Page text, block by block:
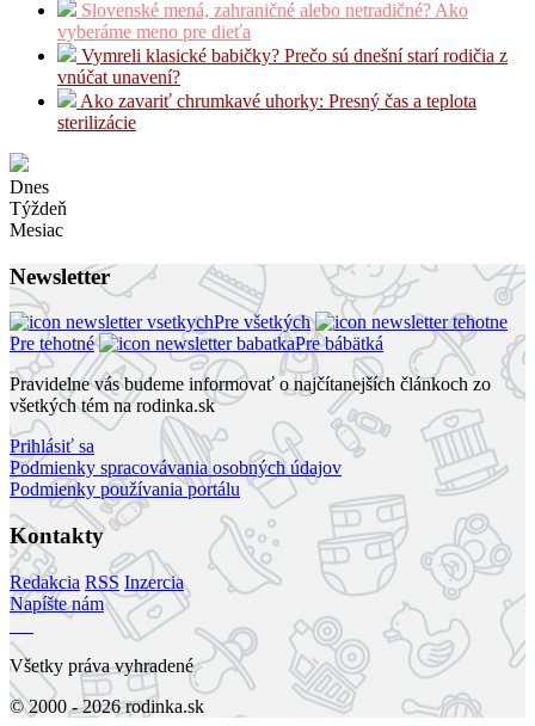
Slovenské mená, zahraničné alebo netradičné? Ako
vyberáme meno pre dieťa
Vymreli klasické babičky? Prečo sú dnešní starí rodičia z
vnúčat unavení?
Ako zavariť chrumkavé uhorky: Presný čas a teplota
sterilizácie
Dnes
Týždeň
Mesiac
Newsletter
Pre všetkých
Pre tehotné
Pre bábätká
Pravidelne vás budeme informovať o najčítanejších článkoch zo
všetkých tém na rodinka.sk
Prihlásiť sa
Podmienky spracovávania osobných údajov
Podmienky používania portálu
Kontakty
Redakcia RSS Inzercia
Napíšte nám
Všetky práva vyhradené
© 2000 - 2026 rodinka.sk